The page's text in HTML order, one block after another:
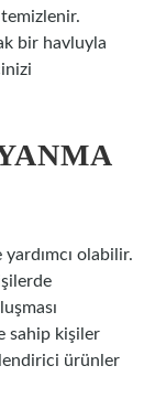
bir havluyla
olabilir.
sahip kişiler
ürünler